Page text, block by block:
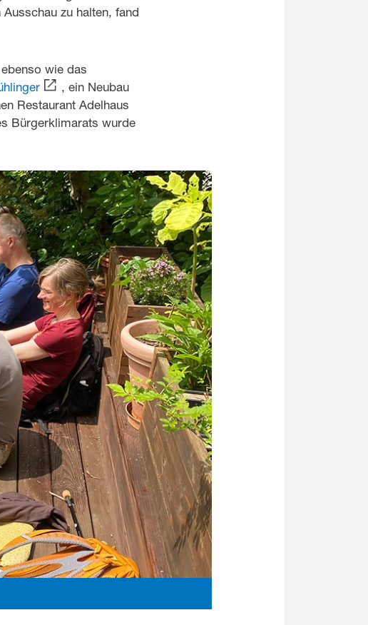
zu halten, fand
wie das
, ein Neubau
Restaurant Adelhaus
Bürgerklimarats wurde